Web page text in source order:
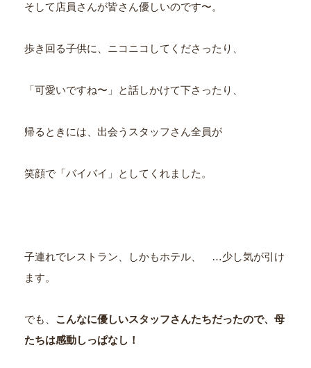
そして店員さんが皆さん優しいのです〜。
歩き回る子供に、ニコニコしてくださったり、
「可愛いですね〜」と話しかけて下さったり、
帰るときには、出会うスタッフさん全員が
笑顔で「バイバイ」としてくれました。
子連れでレストラン、しかもホテル、 …少し気が引け
ます。
でも、 こんなに優しいスタッフさんたちだったので、 母
たちは感動しっぱなし！